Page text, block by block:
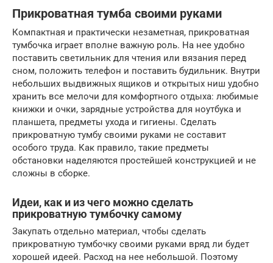
Прикроватная тумба своими руками
Компактная и практически незаметная, прикроватная
тумбочка играет вполне важную роль. На нее удобно
поставить светильник для чтения или вязания перед
сном, положить телефон и поставить будильник. Внутри
небольших выдвижных ящиков и открытых ниш удобно
хранить все мелочи для комфортного отдыха: любимые
книжки и очки, зарядные устройства для ноутбука и
планшета, предметы ухода и гигиены. Сделать
прикроватную тумбу своими руками не составит
особого труда. Как правило, такие предметы
обстановки наделяются простейшей конструкцией и не
сложны в сборке.
Идеи, как и из чего можно сделать
прикроватную тумбочку самому
Закупать отдельно материал, чтобы сделать
прикроватную тумбочку своими руками вряд ли будет
хорошей идеей. Расход на нее небольшой. Поэтому